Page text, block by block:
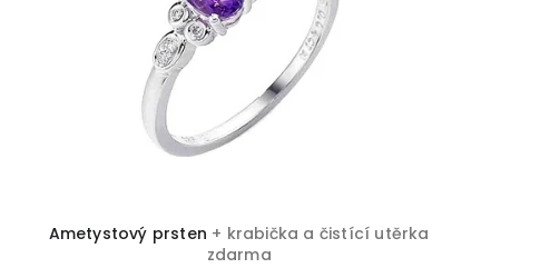
Ametystový prsten + krabička a čistící utěrka
zdarma